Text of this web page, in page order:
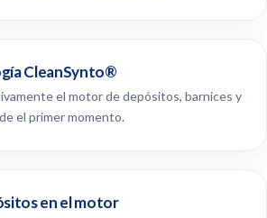
CleanSynto®
el motor de depósitos, barnices y
el primer momento.
en el motor